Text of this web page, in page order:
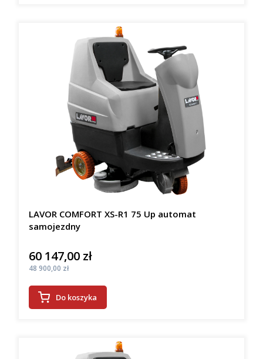
LAVOR COMFORT XS-R1 75 Up automat
samojezdny
Cena
60 147,00 zł
Cena
48 900,00 zł
Do koszyka